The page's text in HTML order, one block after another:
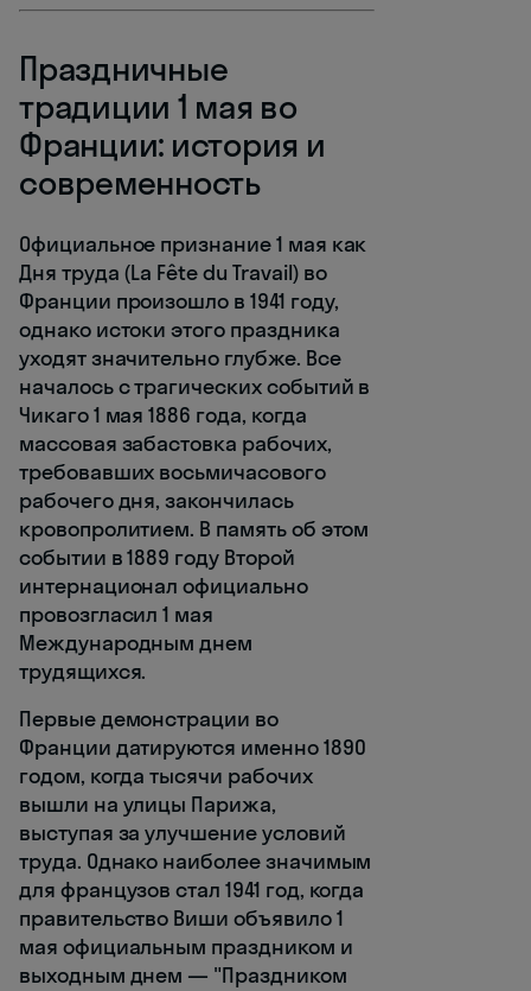
Праздничные
традиции 1 мая во
Франции: история и
современность
Официальное признание 1 мая как
Дня труда (La Fête du Travail) во
Франции произошло в 1941 году,
однако истоки этого праздника
уходят значительно глубже. Все
началось с трагических событий в
Чикаго 1 мая 1886 года, когда
массовая забастовка рабочих,
требовавших восьмичасового
рабочего дня, закончилась
кровопролитием. В память об этом
событии в 1889 году Второй
интернационал официально
провозгласил 1 мая
Международным днем
трудящихся.
Первые демонстрации во
Франции датируются именно 1890
годом, когда тысячи рабочих
вышли на улицы Парижа,
выступая за улучшение условий
труда. Однако наиболее значимым
для французов стал 1941 год, когда
правительство Виши объявило 1
мая официальным праздником и
выходным днем — "Праздником